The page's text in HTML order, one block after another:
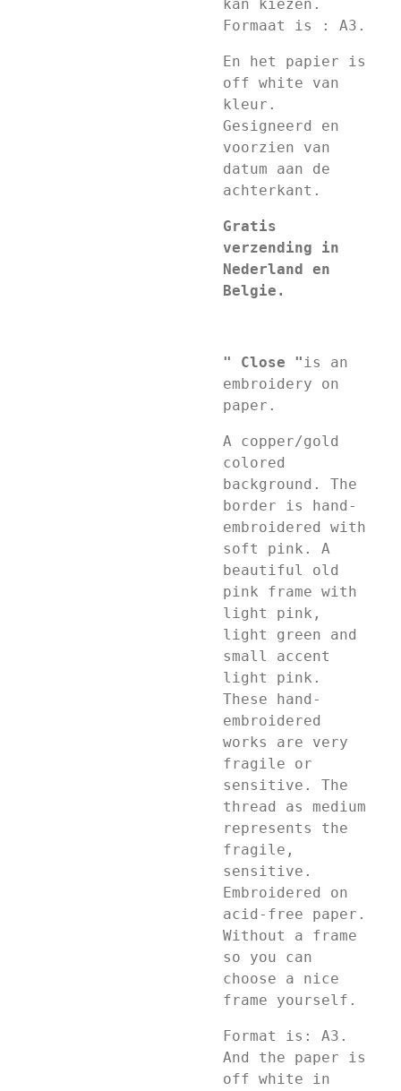
kan kiezen.
Formaat is : A3.
En het papier is
off white van
kleur.
Gesigneerd en
voorzien van
datum aan de
achterkant.
Gratis
verzending in
Nederland en
Belgie.
" Close "is an
embroidery on
paper.
A copper/gold
colored
background. The
border is hand-
embroidered with
soft pink. A
beautiful old
pink frame with
light pink,
light green and
small accent
light pink.
These hand-
embroidered
works are very
fragile or
sensitive. The
thread as medium
represents the
fragile,
sensitive.
Embroidered on
acid-free paper.
Without a frame
so you can
choose a nice
frame yourself.
Format is: A3.
And the paper is
off white in